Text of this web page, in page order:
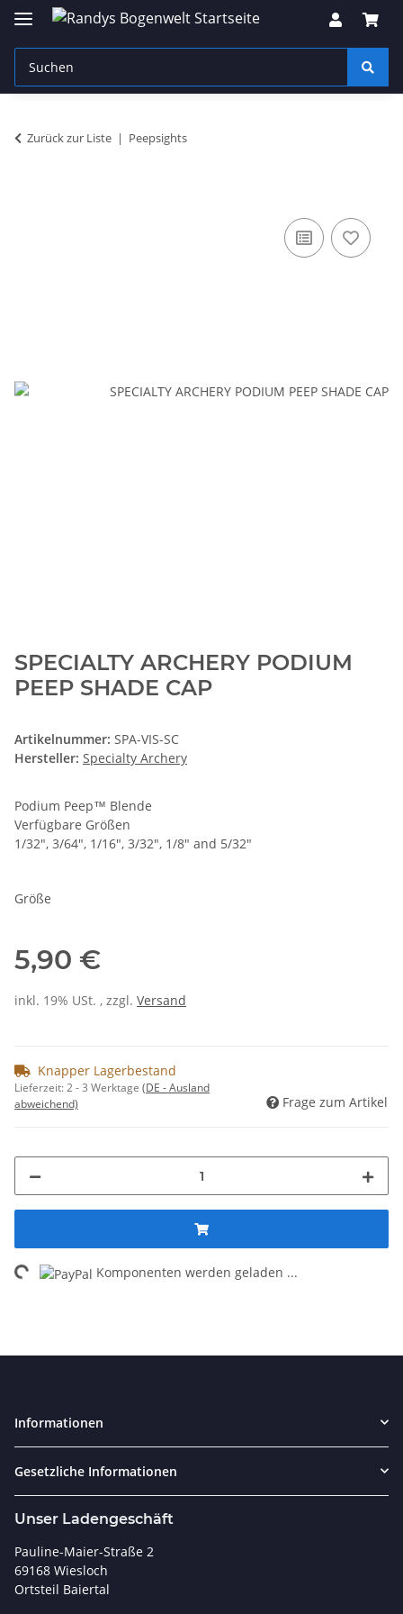
Zurück zur Liste Peepsights
SPECIALTY ARCHERY PODIUM
PEEP SHADE CAP
Artikelnummer: SPA-VIS-SC
Hersteller: Specialty Archery
Podium Peep™ Blende
Verfügbare Größen
1/32", 3/64", 1/16", 3/32", 1/8" and 5/32"
Größe
5,90 €
inkl. 19% USt. , zzgl. Versand
Knapper Lagerbestand
Lieferzeit:2 - 3 Werktage (DE - Ausland
abweichend)
Frage zum Artikel
Komponenten werden geladen ...
Informationen
Gesetzliche Informationen
Unser Ladengeschäft
Pauline-Maier-Straße 2
69168 Wiesloch
Ortsteil Baiertal